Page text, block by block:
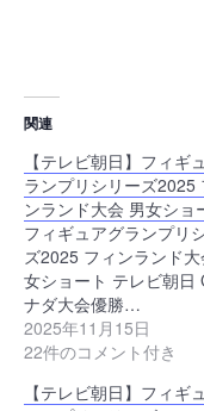
関連
【テレビ朝日】フィギ
ランプリシリーズ2025
ンランド大会 男女ショ
フィギュアグランプリ
ズ2025 フィンランド大
女ショート テレビ朝日
ナダ大会優勝…
2025年11月15日
22件のコメント付き
【テレビ朝日】フィギ